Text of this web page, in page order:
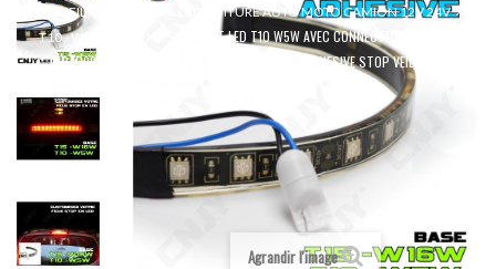
ACCUEIL
AMPOULE LED VOITURE AUTO MOTO CAMION 12V 24V
T10 - W5W - W2.1X9.5D
1 KIT LED T10 W5W AVEC CONNECTEUR ET STRIP
LED IP68-FLEX'O 60 LED /M DE 20CM (SECABLE) ADHESIVE STOP VEILLEUSE
Agrandir l'image